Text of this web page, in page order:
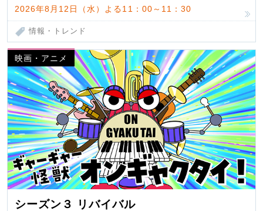
2026年8月12日（水）よる11：00～11：30
情報・トレンド
映画・アニメ
シーズン３ リバイバル